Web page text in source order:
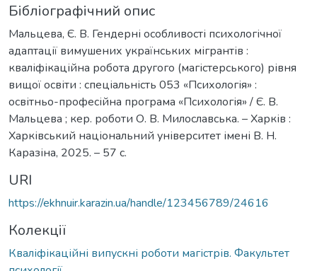
Бібліографічний опис
Мальцева, Є. В. Гендерні особливості психологічної
адаптації вимушених українських мігрантів :
кваліфікаційна робота другого (магістерського) рівня
вищої освіти : спеціальність 053 «Психологія» :
освітньо-професійна програма «Психологія» / Є. В.
Мальцева ; кер. роботи О. В. Милославська. – Харків :
Харківський національний університет імені В. Н.
Каразіна, 2025. – 57 с.
URI
https://ekhnuir.karazin.ua/handle/123456789/24616
Колекції
Кваліфікаційні випускні роботи магістрів. Факультет